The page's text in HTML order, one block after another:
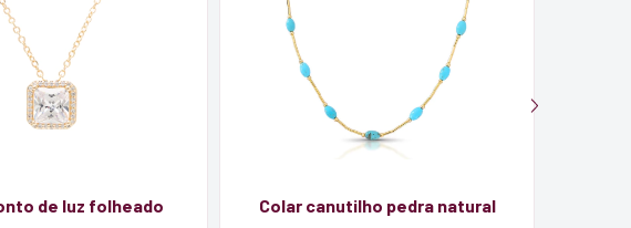
de luz folheado Colar canutilho pedra natural